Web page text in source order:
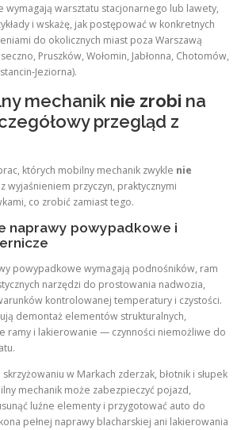
wymagają warsztatu stacjonarnego lub lawety,
i wskażę, jak postępować w konkretnych
do okolicznych miast poza Warszawą
Pruszków, Wołomin, Jabłonna, Chotomów,
mechanik nie zrobi na
przegląd z
których mobilny mechanik zwykle nie
wyjaśnieniem przyczyn, praktycznymi
co zrobić zamiast tego.
naprawy powypadkowe i
powypadkowe wymagają podnośników, ram
narzędzi do prostowania nadwozia,
kontrolowanej temperatury i czystości.
demontaż elementów strukturalnych,
ramy i lakierowanie — czynności niemożliwe do
skrzyżowaniu w Markach zderzak, błotnik i słupek
mechanik może zabezpieczyć pojazd,
luźne elementy i przygotować auto do
pełnej naprawy blacharskiej ani lakierowania